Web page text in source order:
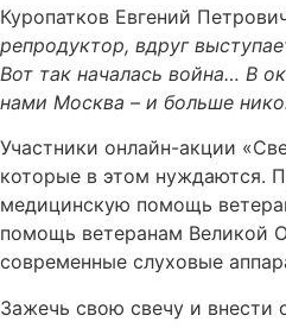
Куропатков Евгений
репродуктор, вдруг
Вот так началась война… В
нами Москва – и больше
Участники онлайн-акции
которые в этом нуждаются.
медицинскую помощь
помощь ветеранам Великой
современные слуховые
Зажечь свою свечу и